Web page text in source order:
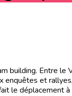
Paris
Reims
Rennes
building. Entre
et
le déplacement